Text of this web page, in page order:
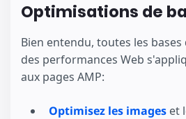
Optimisations de
Bien entendu, toutes les
des performances Web
aux pages AMP:
Optimisez les images et